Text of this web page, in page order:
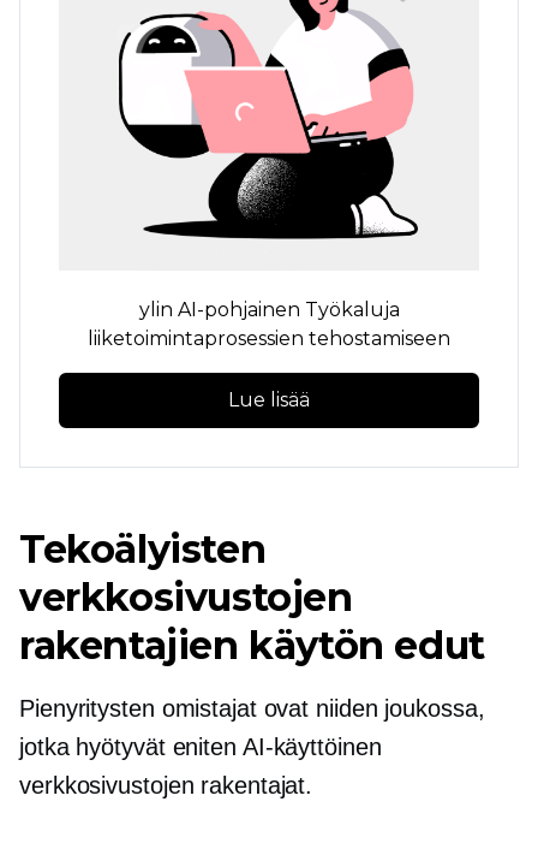
ylin AI-pohjainen Työkaluja
liiketoimintaprosessien tehostamiseen
Lue lisää
Tekoälyisten
verkkosivustojen
rakentajien käytön edut
Pienyritysten omistajat ovat niiden joukossa,
jotka hyötyvät eniten AI-käyttöinen
verkkosivustojen rakentajat.